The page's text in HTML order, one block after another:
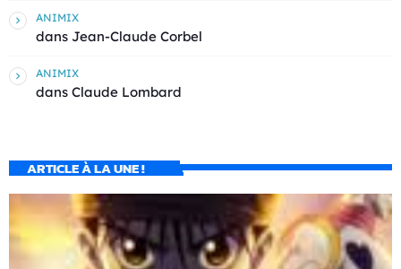
ANIMIX
dans Jean-Claude Corbel
ANIMIX
dans Claude Lombard
ARTICLE À LA UNE !